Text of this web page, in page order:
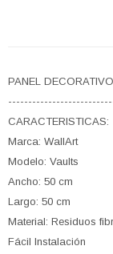
PANEL
CARACTERISTICAS:
Marca: WallArt
Modelo: Vaults
Ancho: 50 cm
Largo: 50 cm
Material: Residuos
Fácil Instalación